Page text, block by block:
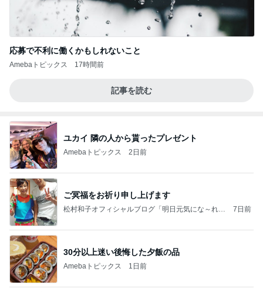
応募で不利に働くかもしれないこと
Amebaトピックス 17時間前
記事を読む
ユカイ 隣の人から貰ったプレゼント
Amebaトピックス 2日前
ご冥福をお祈り申し上げます
松村和子オフィシャルブログ「明日元気にな～れ」
7日前
30分以上迷い後悔した夕飯の品
Amebaトピックス 1日前